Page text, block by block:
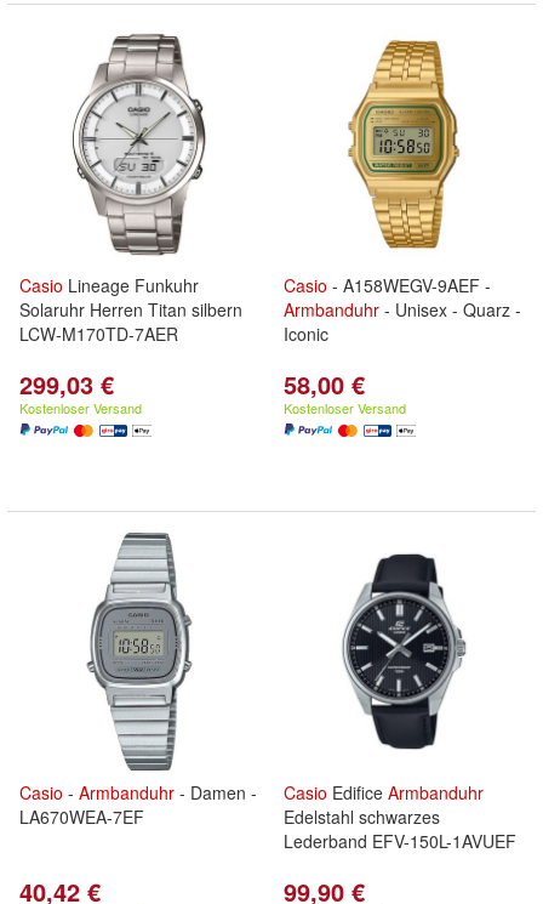
Casio Lineage Funkuhr
Solaruhr Herren Titan silbern
LCW-M170TD-7AER
299,03 €
Kostenloser Versand
Casio - A158WEGV-9AEF -
Armbanduhr - Unisex - Quarz -
Iconic
58,00 €
Kostenloser Versand
Casio - Armbanduhr - Damen -
LA670WEA-7EF
40,42 €
Casio Edifice Armbanduhr
Edelstahl schwarzes
Lederband EFV-150L-1AVUEF
99,90 €